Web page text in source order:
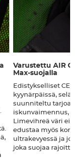
Varustettu AIR
Max-suojalla
Edistykselliset CE
kyynärpäissä,
suunniteltu
iskunvaimennus,
Limevihreä väri ei
edustaa myös
ultrakevyessä ja
joka suojaa